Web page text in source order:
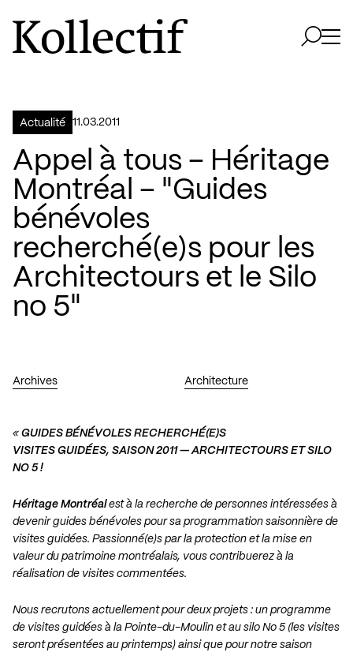
Aller à la page d'accueil
Logo Kollectif
Actualité 11.03.2011
Appel à tous – Héritage
Montréal – "Guides
bénévoles
recherché(e)s pour les
Architectours et le Silo
no 5"
Archives Architecture
« GUIDES BÉNÉVOLES RECHERCHÉ(E)S
VISITES GUIDÉES, SAISON 2011 — ARCHITECTOURS ET SILO
NO 5 !
Héritage Montréalest à la recherche de personnes intéressées à
devenir guides bénévoles pour sa programmation saisonnière de
visites guidées. Passionné(e)s par la protection et la mise en
valeur du patrimoine montréalais, vous contribuerez à la
réalisation de visites commentées.
Nous recrutons actuellement pour deux projets : un programme
de visites guidées à la Pointe-du-Moulin et au silo No 5 (les visites
seront présentées au printemps) ainsi que pour notre saison